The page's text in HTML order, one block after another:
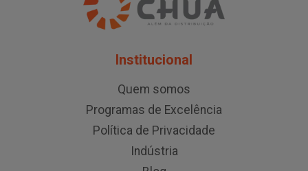
Institucional
Quem somos
Programas de Excelência
Política de Privacidade
Indústria